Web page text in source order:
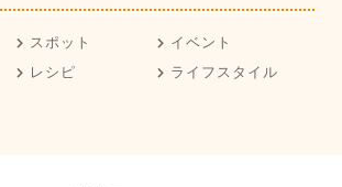
スポット
イベント
レシピ
ライフスタイル